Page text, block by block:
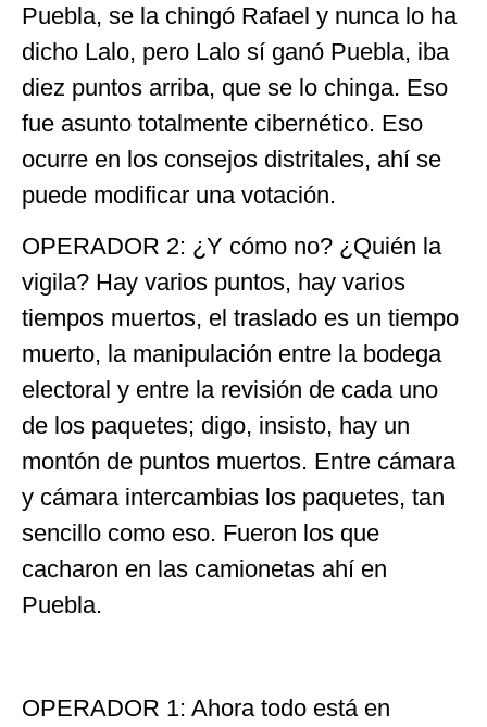
Puebla, se la chingó Rafael y nunca lo ha
dicho Lalo, pero Lalo sí ganó Puebla, iba
diez puntos arriba, que se lo chinga. Eso
fue asunto totalmente cibernético. Eso
ocurre en los consejos distritales, ahí se
puede modificar una votación.
OPERADOR 2: ¿Y cómo no? ¿Quién la
vigila? Hay varios puntos, hay varios
tiempos muertos, el traslado es un tiempo
muerto, la manipulación entre la bodega
electoral y entre la revisión de cada uno
de los paquetes; digo, insisto, hay un
montón de puntos muertos. Entre cámara
y cámara intercambias los paquetes, tan
sencillo como eso. Fueron los que
cacharon en las camionetas ahí en
Puebla.
OPERADOR 1: Ahora todo está en